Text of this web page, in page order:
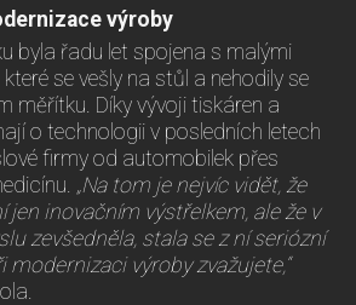
výroby
byla řadu let spojena s malými
se vešly na stůl a nehodily se
měřítku. Díky vývoji tiskáren a
o technologii v posledních letech
firmy od automobilek přes
„Na tom je nejvíc vidět, že
jen inovačním výstřelkem, ale že v
zevšedněla, stala se z ní seriózní
výroby zvažujete,“